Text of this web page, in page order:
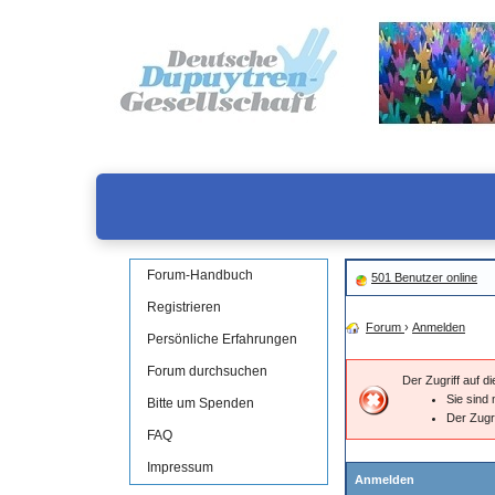
Forum-Handbuch
Registrieren
Persönliche Erfahrungen
Forum durchsuchen
Bitte um Spenden
FAQ
Impressum
501 Benutzer online
Forum › Anmelden
Der Zugriff auf
Sie sind
Der
Anmelden